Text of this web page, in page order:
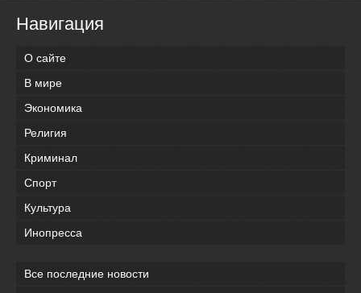
Навигация
О сайте
В мире
Экономика
Религия
Криминал
Спорт
Культура
Инопресса
Все последние новости